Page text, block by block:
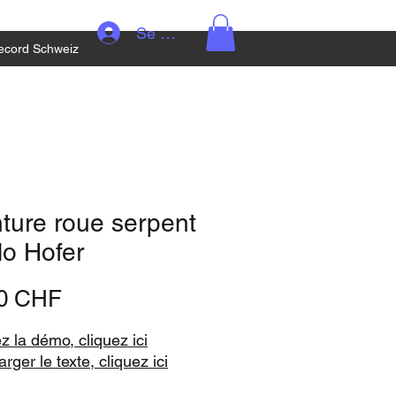
Schweiz
Se connecter
roue serpent
Hofer
CHFPrix
la démo, cliquez ici
le texte, cliquez ici